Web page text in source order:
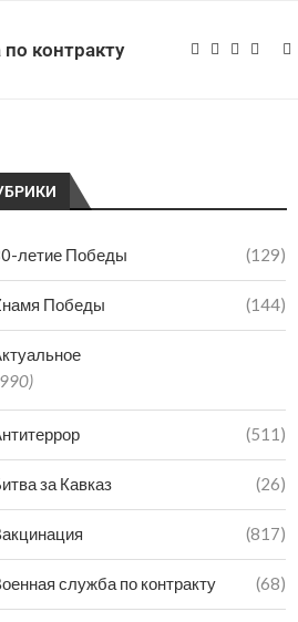
контракту
летие Победы (129)
Победы (144)
(511)
за Кавказ (26)
(817)
служба по контракту (68)